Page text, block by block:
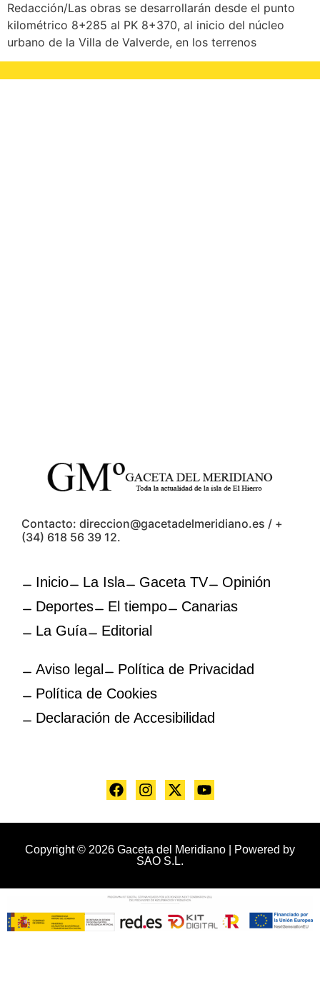
Redacción/Las obras se desarrollarán desde el punto
kilométrico 8+285 al PK 8+370, al inicio del núcleo
urbano de la Villa de Valverde, en los terrenos
Contacto: direccion@gacetadelmeridiano.es / +
(34) 618 56 39 12.
Inicio La Isla Gaceta TV
Opinión
Deportes
El tiempo
Canarias
La Guía
Editorial
Aviso legal
Política de Privacidad
Política de Cookies
Declaración de Accesibilidad
Copyright © 2026 Gaceta del Meridiano | Powered by
SAO S.L.